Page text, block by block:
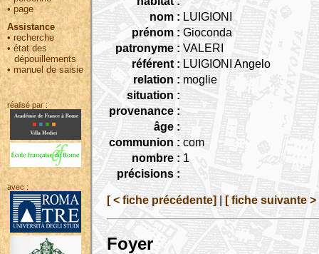
•page
Assistance
• recherche
•état des
dépouillements
•manuel de saisie
réalisé par :
avec :
nom : LUIGIONI
prénom : Gioconda
patronyme : VALERI
référent : LUIGIONI Angelo
relation : moglie
situation :
provenance :
âge :
communion : com
nombre : 1
précisions :
[ < fiche précédente] [ fiche suivante >
Foyer